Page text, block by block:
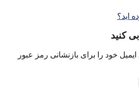
اید؟
کنید
خود را برای بازنشانی رمز عبور